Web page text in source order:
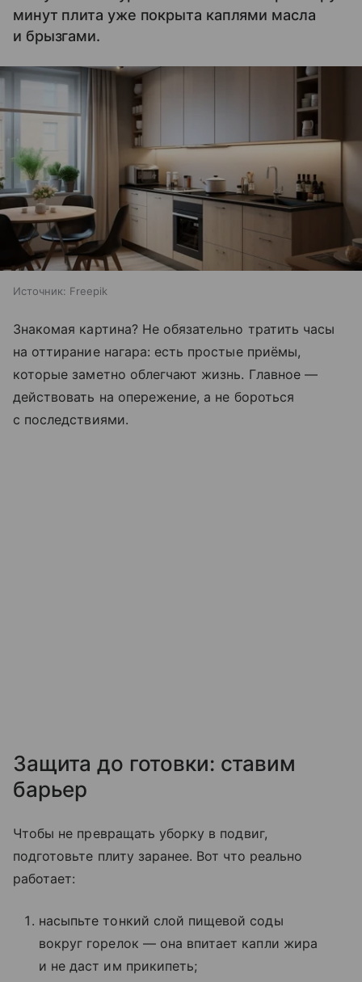
минут плита уже покрыта каплями масла
и брызгами.
Источник: Freepik
Знакомая картина? Не обязательно тратить часы
на оттирание нагара: есть простые приёмы,
которые заметно облегчают жизнь. Главное —
действовать на опережение, а не бороться
с последствиями.
Защита до готовки: ставим
барьер
Чтобы не превращать уборку в подвиг,
подготовьте плиту заранее. Вот что реально
работает:
насыпьте тонкий слой пищевой соды
вокруг горелок — она впитает капли жира
и не даст им прикипеть;